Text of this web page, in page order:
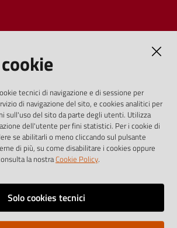
sono riutilizzabili solo alle condizioni
comunitaria 2003/98/CE e dal d.lgs.
tecnici di navigazione e di sessione per
di navigazione del sito, e cookies analitici per
sull'uso del sito da parte degli utenti. Utilizza
dell'utente per fini statistici. Per i cookie di
se abilitarli o meno cliccando sul pulsante
di più, su come disabilitare i cookies oppure
la nostraCookie Policy.
Solo cookies tecnici